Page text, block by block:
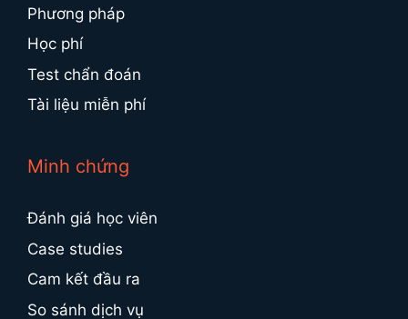
Phương pháp
Học phí
Test chẩn đoán
Tài liệu miễn phí
Minh chứng
Đánh giá học viên
Case studies
Cam kết đầu ra
So sánh dịch vụ